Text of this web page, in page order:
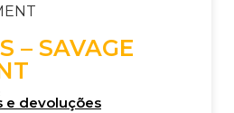
– SAVAGE
e devoluções